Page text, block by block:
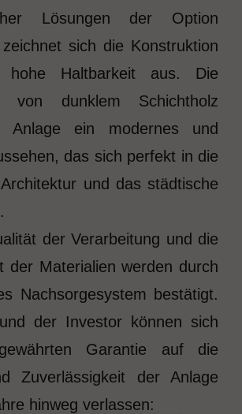
Lösungen der Option
zeichnet sich die Konstruktion
hohe Haltbarkeit aus. Die
von dunklem Schichtholz
Anlage ein modernes und
das sich perfekt in die
und das städtische
der Verarbeitung und die
der Materialien werden durch
Nachsorgesystem bestätigt.
der Investor können sich
Garantie auf die
Zuverlässigkeit der Anlage
hinweg verlassen: